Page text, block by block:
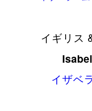
イギリス
イザベ